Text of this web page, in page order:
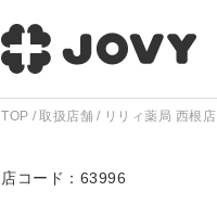
TOP 取扱店舗 リリィ薬局 西根店
63996